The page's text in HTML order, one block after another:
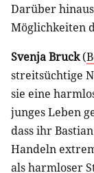
Darüber
Möglichkeiten
Svenja Bruck(
streitsüchtige
sie eine
junges Leben
dass ihr
Handeln
als harmloser